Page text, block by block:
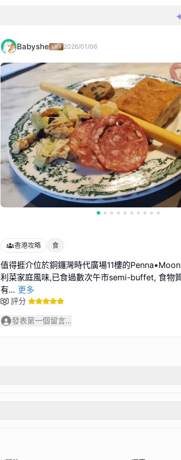
Babyshe 2026/01/06
香港攻略 食
值得捱介位於銅鑼灣時代廣場11樓的
利菜家庭風味,已食過數次午市semi-buffet, 食物
有... 更多
評分
發表第一個留言...